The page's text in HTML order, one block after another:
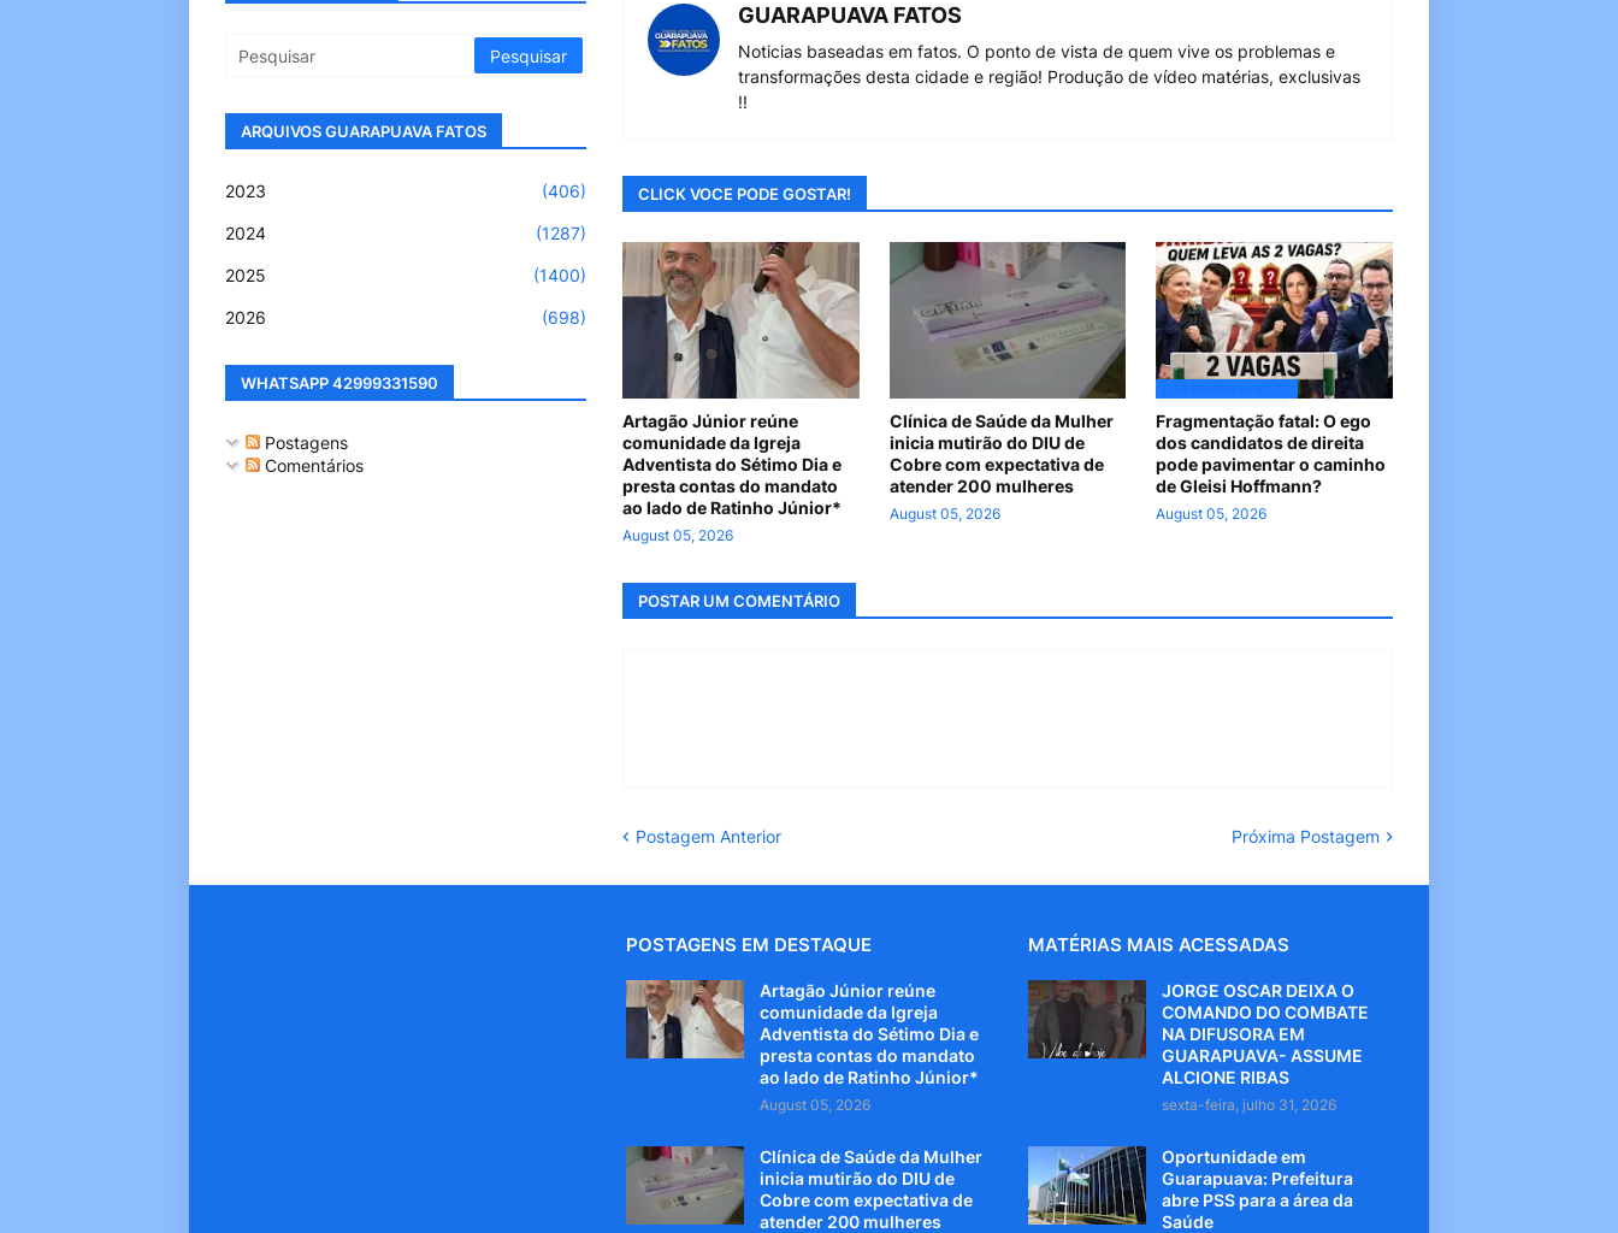
GUARAPUAVA FATOS
Noticias baseadas em fatos. O ponto de vista de quem vive os problemas e
transformações desta cidade e região! Produção de vídeo matérias, exclusivas
!!
CLICK VOCE PODE GOSTAR!
Artagão Júnior reúne
comunidade da Igreja
Adventista do Sétimo Dia e
presta contas do mandato
ao lado de Ratinho Júnior*
August 05, 2026
Clínica de Saúde da Mulher
inicia mutirão do DIU de
Cobre com expectativa de
atender 200 mulheres
August 05, 2026
Fragmentação fatal: O ego
dos candidatos de direita
pode pavimentar o caminho
de Gleisi Hoffmann?
August 05, 2026
POSTAR UM COMENTÁRIO
Postagem Anterior Próxima Postagem
ARQUIVOS GUARAPUAVA FATOS
2023 (406)
2024 (1287)
2025 (1400)
2026 (698)
WHATSAPP 42999331590
Postagens
Comentários
POSTAGENS EM DESTAQUE
Artagão Júnior reúne
comunidade da Igreja
Adventista do Sétimo Dia e
presta contas do mandato
ao lado de Ratinho Júnior*
August 05, 2026
Clínica de Saúde da Mulher
inicia mutirão do DIU de
Cobre com expectativa de
atender 200 mulheres
MATÉRIAS MAIS ACESSADAS
JORGE OSCAR DEIXA O
COMANDO DO COMBATE
NA DIFUSORA EM
GUARAPUAVA- ASSUME
ALCIONE RIBAS
sexta-feira, julho 31, 2026
Oportunidade em
Guarapuava: Prefeitura
abre PSS para a área da
Saúde